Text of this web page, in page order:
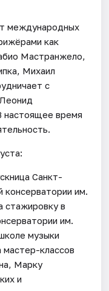
международных
как
Мастранжело,
Михаил
с
настоящее время
Санкт-
консерватории им.
стажировку в
им.
музыки
мастер-классов
Марку
и